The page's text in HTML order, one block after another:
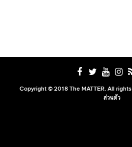
Copyright © 2018 The MATTER. All rights
ส่วนตัว